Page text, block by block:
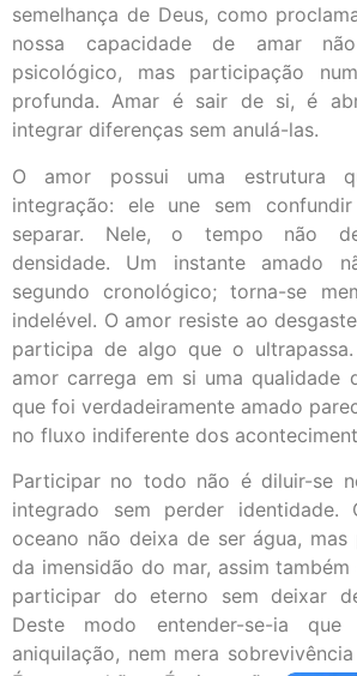
semelhança de Deus, como
nossa capacidade de amar
psicológico, mas participação
profunda. Amar é sair de si, é
integrar diferenças sem anulá-las.
O amor possui uma estrutura
integração: ele une sem
separar. Nele, o tempo não
densidade. Um instante amado
segundo cronológico; torna-se
indelével. O amor resiste ao
participa de algo que o
amor carrega em si uma qualidade
que foi verdadeiramente amado
no fluxo indiferente dos
Participar no todo não é diluir-se
integrado sem perder
oceano não deixa de ser água,
da imensidão do mar, assim
participar do eterno sem deixar
Deste modo entender-se-ia
aniquilação, nem mera